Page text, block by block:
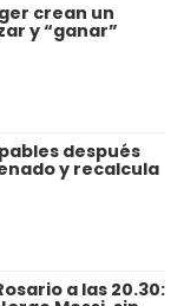
crean un
y “ganar”
después
y recalcula
a las 20.30: